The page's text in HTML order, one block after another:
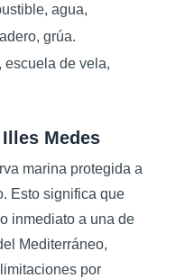
agua,
grúa.
escuela de vela,
Medes
marina protegida a
Esto significa que
inmediato a una de
Mediterráneo,
por